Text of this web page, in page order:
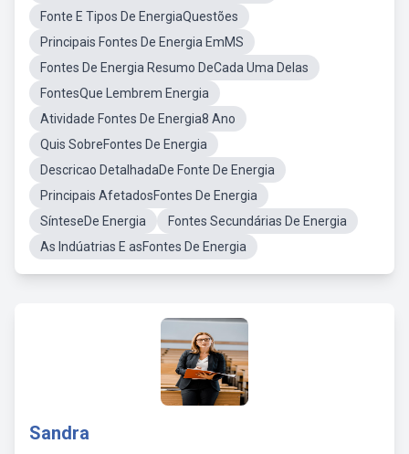
Fonte E Tipos De EnergiaQuestões
Principais Fontes De Energia EmMS
Fontes De Energia Resumo DeCada Uma Delas
FontesQue Lembrem Energia
Atividade Fontes De Energia8 Ano
Quis SobreFontes De Energia
Descricao DetalhadaDe Fonte De Energia
Principais AfetadosFontes De Energia
SínteseDe Energia
Fontes Secundárias De Energia
As Indúatrias E asFontes De Energia
Sandra